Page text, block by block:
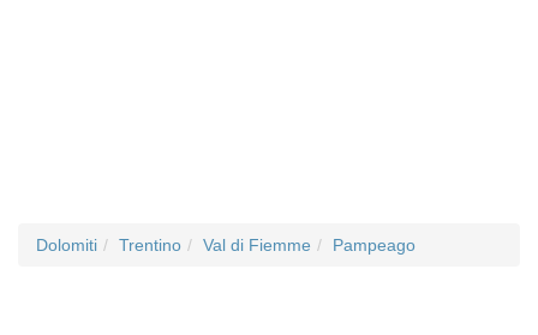
Dolomiti Trentino Val di Fiemme Pampeago